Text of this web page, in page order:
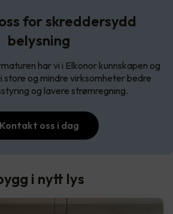
for skreddersydd
belysning
har vi i Elkonor kunnskapen og
store og mindre virksomheter bedre
og lavere strømregning.
Kontakt oss i dag
i nytt lys